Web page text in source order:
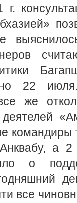
22
же
командиры
а 2
о
все